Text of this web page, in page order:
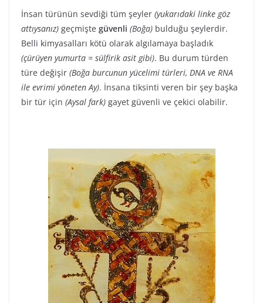
İnsan türünün sevdiği tüm şeyler (yukarıdaki linke göz
attıysanız) geçmişte güvenli (Boğa) bulduğu şeylerdir.
Belli kimyasalları kötü olarak algılamaya başladık
(çürüyen yumurta = sülfirik asit gibi). Bu durum türden
türe değişir (Boğa burcunun yücelimi türleri, DNA ve RNA
ile evrimi yöneten Ay). İnsana tiksinti veren bir şey başka
bir tür için (Aysal fark) gayet güvenli ve çekici olabilir.